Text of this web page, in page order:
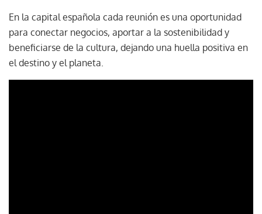
En la capital española cada reunión es una oportunidad
para conectar negocios, aportar a la sostenibilidad y
beneficiarse de la cultura, dejando una huella positiva en
el destino y el planeta.